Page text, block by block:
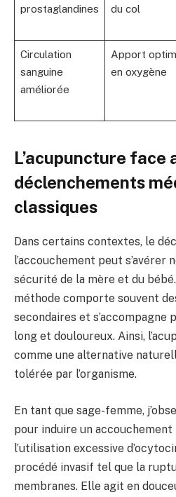
prostaglandines
du col
Circulation
sanguine
améliorée
Apport
en oxygène
L’acupuncture face
déclenchements
classiques
Dans certains contextes, le
l’accouchement peut s’avérer
sécurité de la mère et du
méthode comporte souvent
secondaires et s’accompagne
long et douloureux. Ainsi,
comme une alternative
tolérée par l’organisme.
En tant que sage-femme,
pour induire un accouchement
l’utilisation excessive
procédé invasif tel que la
membranes. Elle agit en